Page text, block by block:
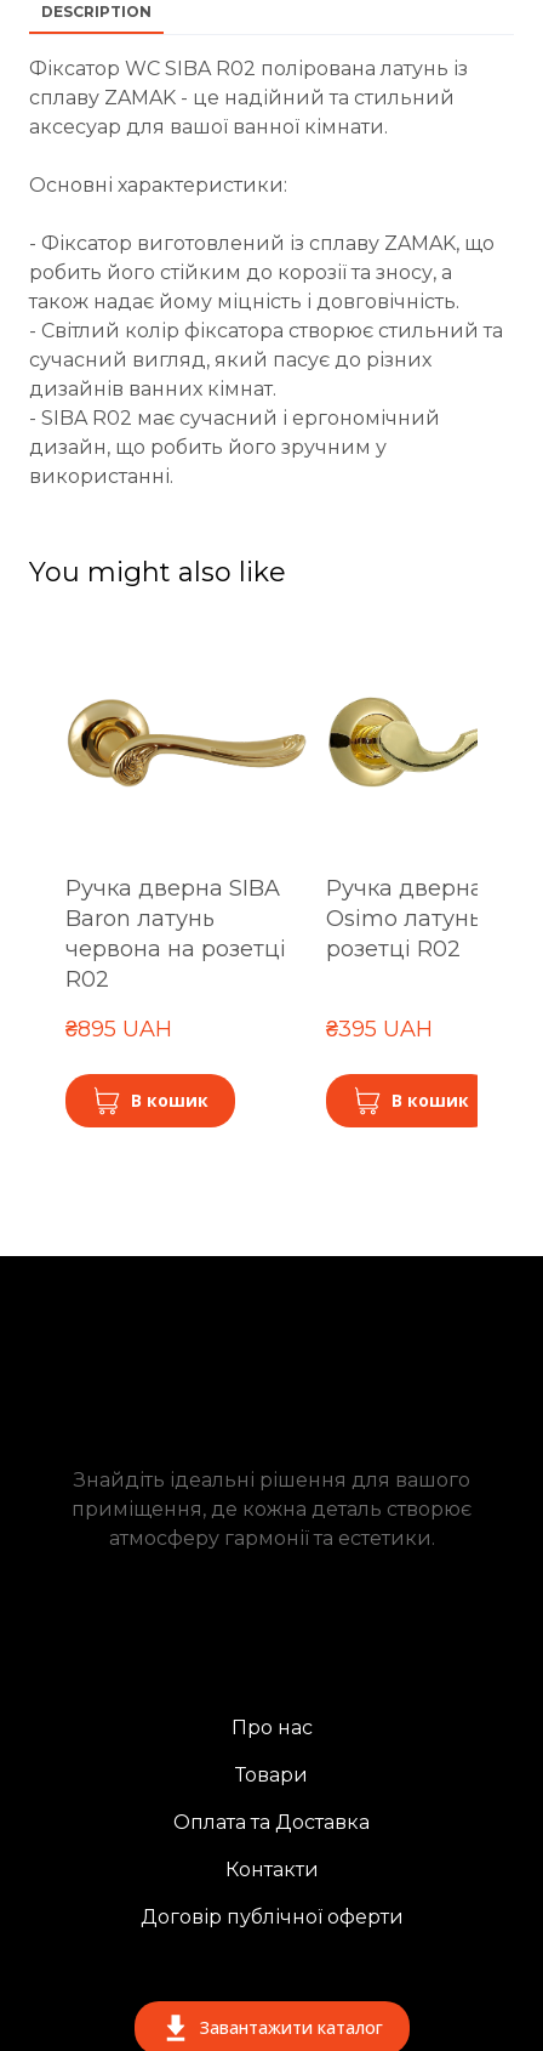
DESCRIPTION
Фіксатор WC SIBA R02 полірована латунь із
сплаву ZAMAK - це надійний та стильний
аксесуар для вашої ванної кімнати.
Основні характеристики:
- Фіксатор виготовлений із сплаву ZAMAK, що
робить його стійким до корозії та зносу, а
також надає йому міцність і довговічність.
- Світлий колір фіксатора створює стильний та
сучасний вигляд, який пасує до різних
дизайнів ванних кімнат.
- SIBA R02 має сучасний і ергономічний
дизайн, що робить його зручним у
використанні.
You might also like
Ручка дверна SIBA
Baron латунь
червона на розетці
R02
₴895 UAH
В кошик
Ручка дверна SIBA
Osimo латунь на
розетці R02
₴395 UAH
В кошик
Знайдіть ідеальні рішення для вашого
приміщення, де кожна деталь створює
атмосферу гармонії та естетики.
Про нас
Товари
Оплата та Доставка
Контакти
Договір публічної оферти
Завантажити каталог